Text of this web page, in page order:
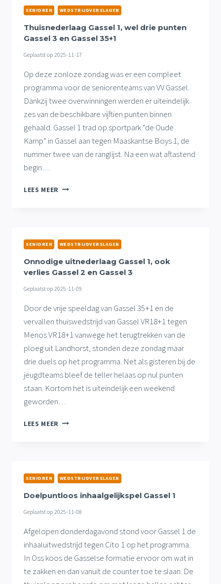
VELD,
WEL
THUISZEGES
GASSEL
EN
SENIOREN WEDSTRIJDVERSLAGEN
Thuisnederlaag Gassel 1, wel drie punten
Gassel 3 en Gassel 35+1
Geplaatst op 2025-11-17
Op deze zonloze zondag was er een compleet
programma voor de seniorenteams van VV Gassel.
Dankzij twee overwinningen werden er uiteindelijk
zes van de beschikbare vijftien punten binnen
gehaald. Gassel 1 trad op sportpark “de Oude
Kamp” in Gassel aan tegen Maaskantse Boys 1, de
nummer twee van de ranglijst. Na een wat aftastend
begin…
LEES MEER THUISNEDERLAAG
PUNTEN
GASSEL
3
EN
35+1
SENIOREN WEDSTRIJDVERSLAGEN
Onnodige uitnederlaag Gassel 1, ook
verlies Gassel 2 en Gassel 3
Geplaatst op 2025-11-09
Door de vrije speeldag van Gassel 35+1 en de
vervallen thuiswedstrijd van Gassel VR18+1 tegen
Menos VR18+1 vanwege het terugtrekken van de
ploeg uit Landhorst, stonden deze zondag maar
drie duels op het programma. Net als gisteren bij de
jeugdteams bleef de teller helaas op nul punten
staan. Kortom het is uiteindelijk een weekend
geworden…
LEES MEER ONNODIGE
VERLIES
GASSEL
2
GASSEL
SENIOREN WEDSTRIJDVERSLAGEN
Doelpuntloos inhaalgelijkspel Gassel 1
Geplaatst op 2025-11-08
Afgelopen donderdagavond stond voor Gassel 1 de
inhaaluitwedstrijd tegen Cito 1 op het programma.
In Oss koos de Gasselse formatie ervoor om wat in
te zakken en dan vanuit de counter toe te slaan. De